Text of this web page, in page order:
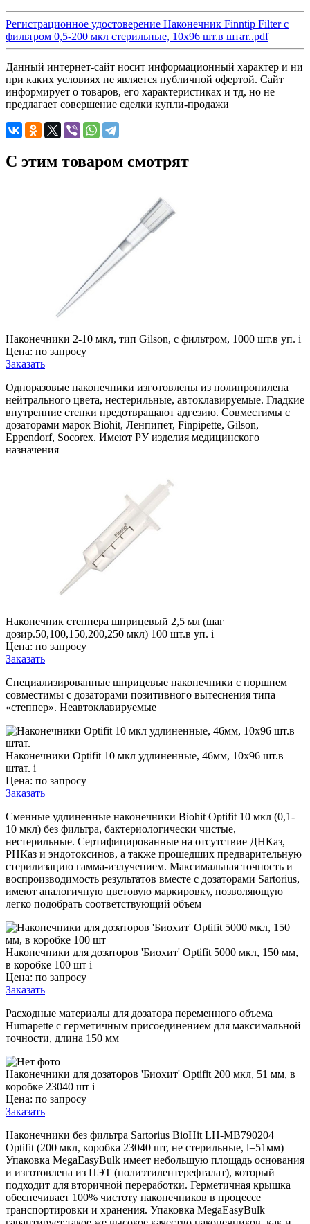
Регистрационное удостоверение Наконечник Finntip Filter с
фильтром 0,5-200 мкл стерильные, 10х96 шт.в штат..pdf
Данный интернет-сайт носит информационный характер и ни
при каких условиях не является публичной офертой. Сайт
информирует о товаров, его характеристиках и тд, но не
предлагает совершение сделки купли-продажи
C этим товаром смотрят
Наконечники 2-10 мкл, тип Gilson, с фильтром, 1000 шт.в уп. i
Цена: по запросу
Заказать
Одноразовые наконечники изготовлены из полипропилена
нейтрального цвета, нестерильные, автоклавируемые. Гладкие
внутренние стенки предотвращают адгезию. Совместимы с
дозаторами марок Biohit, Ленпипет, Finpipette, Gilson,
Eppendorf, Socorex. Имеют РУ изделия медицинского
назначения
Наконечник степпера шприцевый 2,5 мл (шаг
дозир.50,100,150,200,250 мкл) 100 шт.в уп. i
Цена: по запросу
Заказать
Специализированные шприцевые наконечники с поршнем
совместимы с дозаторами позитивного вытеснения типа
«степпер». Неавтоклавируемые
Наконечники Optifit 10 мкл удлиненные, 46мм, 10x96 шт.в
штат. i
Цена: по запросу
Заказать
Сменные удлиненные наконечники Biohit Optifit 10 мкл (0,1-
10 мкл) без фильтра, бактериологически чистые,
нестерильные. Сертифицированные на отсутствие ДНКаз,
РНКаз и эндотоксинов, а также прошедших предварительную
стерилизацию гамма-излучением. Максимальная точность и
воспроизводимость результатов вместе с дозаторами Sartorius,
имеют аналогичную цветовую маркировку, позволяющую
легко подобрать соответствующий объем
Наконечники для дозаторов 'Биохит' Optifit 5000 мкл, 150 мм,
в коробке 100 шт i
Цена: по запросу
Заказать
Расходные материалы для дозатора переменного объема
Humapette с герметичным присоединением для максимальной
точности, длина 150 мм
Наконечники для дозаторов 'Биохит' Optifit 200 мкл, 51 мм, в
коробке 23040 шт i
Цена: по запросу
Заказать
Наконечники без фильтра Sartorius BioHit LH-MB790204
Optifit (200 мкл, коробка 23040 шт, не стерильные, l=51мм)
Упаковка MegaEasyBulk имеет небольшую площадь основания
и изготовлена из ПЭТ (полиэтилентерефталат), который
подходит для вторичной переработки. Герметичная крышка
обеспечивает 100% чистоту наконечников в процессе
транспортировки и хранения. Упаковка MegaEasyBulk